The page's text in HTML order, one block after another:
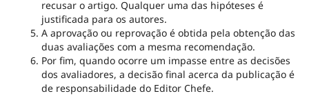
recusar o artigo. Qualquer uma das hipóteses é
justificada para os autores.
A aprovação ou reprovação é obtida pela obtenção das
duas avaliações com a mesma recomendação.
Por fim, quando ocorre um impasse entre as decisões
dos avaliadores, a decisão final acerca da publicação é
de responsabilidade do Editor Chefe.